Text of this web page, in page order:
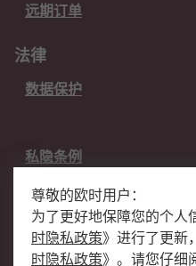
远期订单
法律
数据保护
私隐条例
关于欧时
欧时销售条款
尊敬的欧时用户：
为了更好地保障您的个人
时隐私政策》 进行了更新
时隐私政策》 。请您仔细